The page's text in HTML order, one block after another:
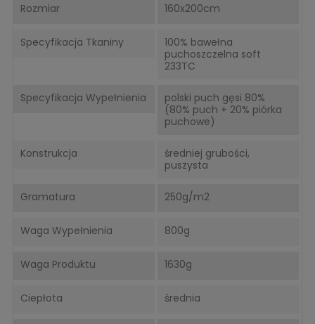
Rozmiar 160x200cm
Specyfikacja Tkaniny
100% bawełna
puchoszczelna soft
233TC
Specyfikacja Wypełnienia
polski puch gęsi 80%
(80% puch + 20% piórka
puchowe)
Konstrukcja
średniej grubości,
puszysta
Gramatura 250g/m2
Waga Wypełnienia 800g
Waga Produktu 1630g
Ciepłota średnia